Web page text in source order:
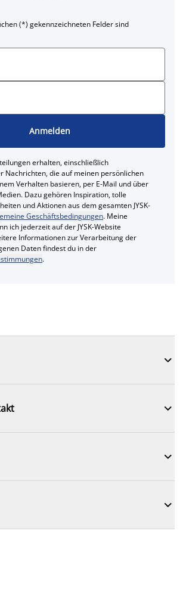
(*) gekennzeichneten Felder sind
Anmelden
erhalten, einschließlich
Nachrichten, die auf meinen persönlichen
Verhalten basieren, per E-Mail und über
Dazu gehören Inspiration, tolle
und Aktionen aus dem gesamten JYSK-
Geschäftsbedingungen. Meine
ich jederzeit auf der JYSK-Website
Informationen zur Verarbeitung der
Daten findest du in der
.



